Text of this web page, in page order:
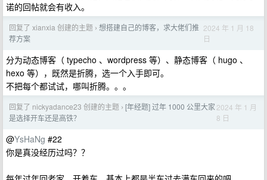
诺的回帖就会有收入。
回复了 xianxia 创建的主题 › 想搭建自己的博客，求大佬们推
荐方案
2024 年 1 月 18
日
分为动态博客（ typecho 、wordpress 等）、静态博客（ hugo 、
hexo 等），既然是折腾，选一个入手即可。
不把每个都试试，哪叫折腾。。。
回复了 nickyadance23 创建的主题 › [年经题] 过年 1000 公里大家
是选择开车还是高铁？
2024 年 1 月
8 日
@YsHaNg #22
你是真没经历过吗？？